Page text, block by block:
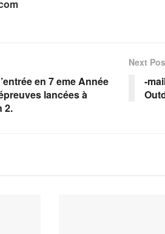
en 7 eme Année
lancées à
2.
Next
-